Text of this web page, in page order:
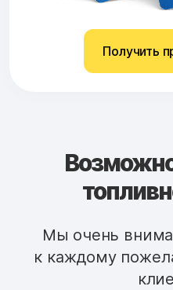
Получить
Мы очень
к каждому